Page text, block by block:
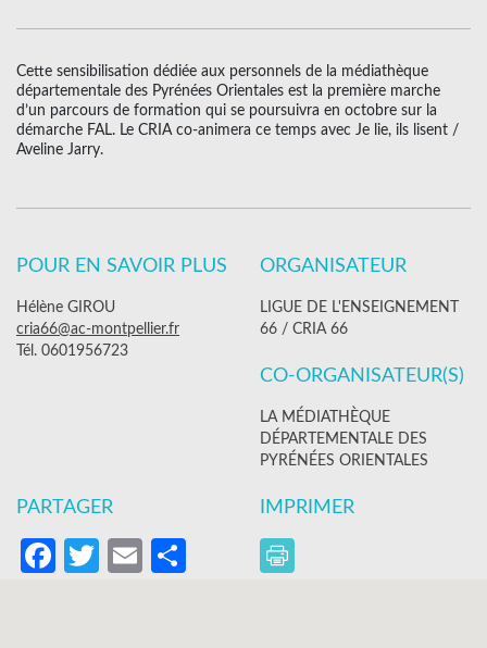
Cette sensibilisation dédiée aux personnels de la médiathèque
départementale des Pyrénées Orientales est la première marche
d’un parcours de formation qui se poursuivra en octobre sur la
démarche FAL. Le CRIA co-animera ce temps avec Je lie, ils lisent /
Aveline Jarry.
POUR EN SAVOIR PLUS
Hélène GIROU
cria66@ac-montpellier.fr
Tél. 0601956723
ORGANISATEUR
LIGUE DE L'ENSEIGNEMENT
66 / CRIA 66
CO-ORGANISATEUR(S)
LA MÉDIATHÈQUE
DÉPARTEMENTALE DES
PYRÉNÉES ORIENTALES
PARTAGER
Facebook
Twitter
EmailPartager
IMPRIMER